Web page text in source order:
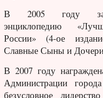
В 2005 году
энциклопедию
России» (4-ое
Славные Сыны и
В 2007 году
Администрации
безусловное